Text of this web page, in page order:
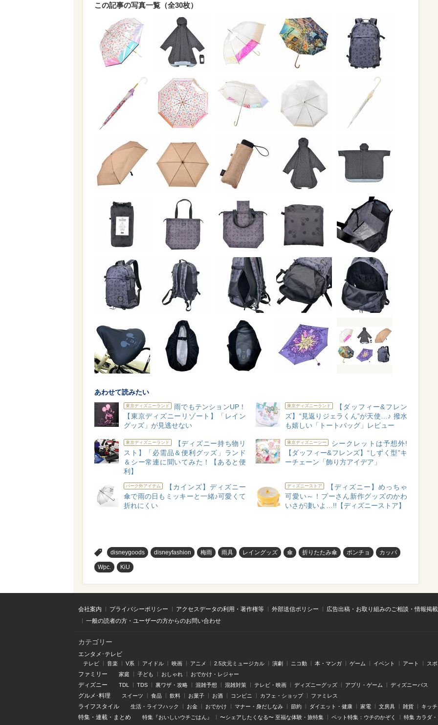
この記事の写真一覧（全30枚）
あわせて読みたい
東京ディズニーランド
雨でもテンションUP！
【東京ディズニーリゾート】「レイン
グッズ」が見逃せない
東京ディズニーランド
【ダッフィー&フレン
ズ】“見返りジェラくん”が天使…♪ 撥水
も嬉しい「トートバッグ」レビュー
東京ディズニーランド
【ディズニー持ち物リ
スト】「必需品＆便利グッズ」ランド
＆シー常連に聞いてみた！【あると便
利】
東京ディズニーシー
シークレットは予想外!
【ダッフィー&フレンズ】“しずく型”キ
ーチェーン「飾り方アイデア」
パーク外アイテム
【カインズ】ディズニー
傘で雨の日もミッキーと一緒♪可愛くて
折れにくい
ディズニーストア
【ディズニー】めっちゃ
可愛い～！プーさん新作グッズのかわ
いさが凄いよ…!!【ディズニーストア】
disneygoods disneyfashion 梅雨 雨具 レイングッズ 傘 折りたたみ傘 ポンチョ カッパ
Wpc. KiU
会社案内 プライバシーポリシー アクセスデータの利用・著作権等 外部送信ポリシー
広告出稿・お取り組みのご相談・情報掲
一般の読者の方・ユーザーの方からのお問い合わせ
カテゴリー
エンタメ･テレビ
テレビ 音楽 V系 アイドル 映画 アニメ 2.5次元ミュージカル 演劇 ニコ動 本・マンガ ゲーム イベント アート ス
ファミリー 家庭 子ども おしゃれ おでかけ・レジャー
ディズニー TDL TDS 裏ワザ・攻略 混雑予想 混雑対策 テレビ・映画 ディズニーグッズ アプリ・ゲーム ディズニーパス
グルメ･料理 スイーツ 食品 飲料 お菓子 お酒 コンビニ カフェ・ショップ ファミレス
ライフスタイル 生活・ライフハック お金 おでかけ マナー・身だしなみ 節約 ダイエット・健康 家電 文房具 雑貨 キッ
特集 ・ 連載 ・ まとめ 特集『おいしいウチごはん』 〜シェアしたくなる〜 至福な体験・旅特集 ペット特集：ウチのかぞく 特集 カラダ